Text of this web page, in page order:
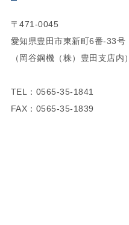
〒471-0045
愛知県豊田市東新町6番-33号
（岡谷鋼機（株）豊田支店内）
TEL：0565-35-1841
FAX：0565-35-1839